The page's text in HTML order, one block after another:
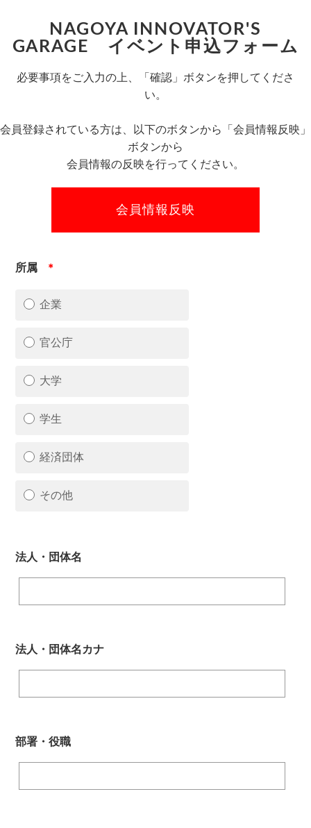
NAGOYA INNOVATOR'S
GARAGE イベント申込フォーム
必要事項をご入力の上、「確認」ボタンを押してくださ
い。
会員登録されている方は、以下のボタンから「会員情報反映」
ボタンから
会員情報の反映を行ってください。
所属 ＊
企業
官公庁
大学
学生
経済団体
その他
法人・団体名
法人・団体名カナ
部署・役職